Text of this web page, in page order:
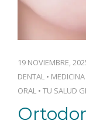
19 NOVIEMBRE,
DENTAL •
ORAL • TU SALUD